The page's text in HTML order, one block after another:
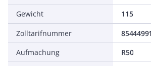
Gewicht
115
Zolltarifnummer
85444991
Aufmachung
R50